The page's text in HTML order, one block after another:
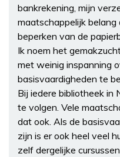
bankrekening, mijn
maatschappelijk
beperken van de
Ik noem het
met weinig inspanning
basisvaardigheden te
Bij iedere bibliotheek in
te volgen. Vele
dat ook. Als de
zijn is er ook heel veel
zelf dergelijke